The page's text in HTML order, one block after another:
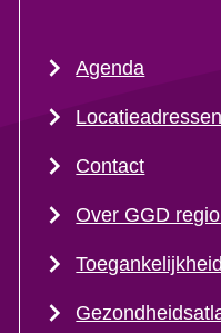
Agenda
Locatieadressen
Contact
Over GGD